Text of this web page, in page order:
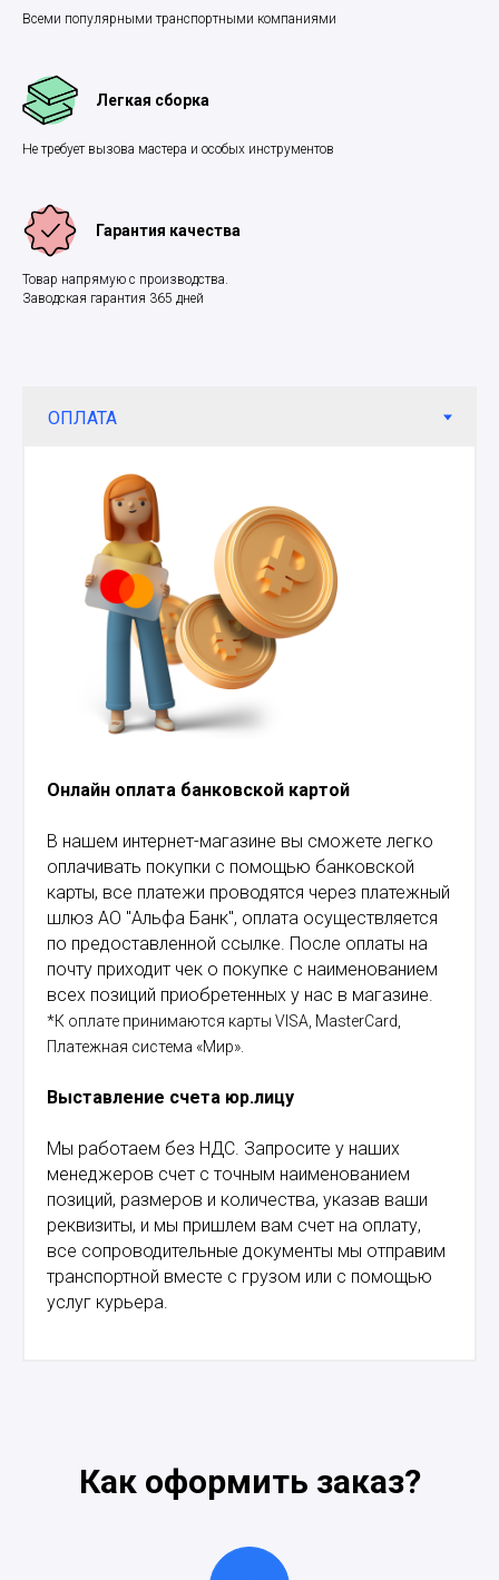
Всеми популярными транспортными компаниями
Легкая сборка
Не требует вызова мастера и особых инструментов
Гарантия качества
Товар напрямую с производства.
Заводская гарантия 365 дней
Онлайн оплата банковской картой
В нашем интернет-магазине вы сможете легко
оплачивать покупки с помощью банковской
карты, все платежи проводятся через платежный
шлюз АО "Альфа Банк", оплата осуществляется
по предоставленной ссылке. После оплаты на
почту приходит чек о покупке с наименованием
всех позиций приобретенных у нас в магазине.
*К оплате принимаются карты VISA, MasterCard,
Платежная система «Мир».
Выставление счета юр.лицу
Мы работаем без НДС. Запросите у наших
менеджеров счет с точным наименованием
позиций, размеров и количества, указав ваши
реквизиты, и мы пришлем вам счет на оплату,
все сопроводительные документы мы отправим
транспортной вместе с грузом или с помощью
услуг курьера.
Как оформить заказ?